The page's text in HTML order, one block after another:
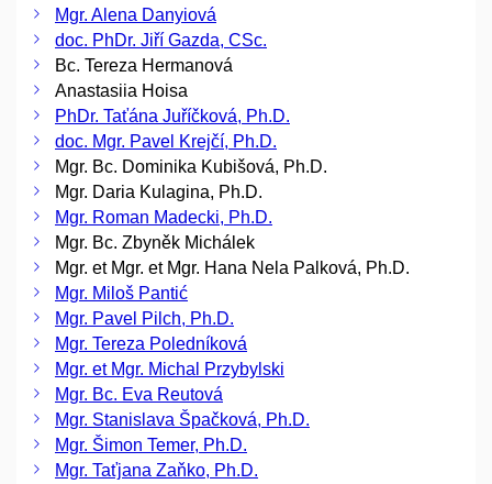
Mgr. Alena Danyiová
doc. PhDr. Jiří Gazda, CSc.
Bc. Tereza Hermanová
Anastasiia Hoisa
PhDr. Taťána Juříčková, Ph.D.
doc. Mgr. Pavel Krejčí, Ph.D.
Mgr. Bc. Dominika Kubišová, Ph.D.
Mgr. Daria Kulagina, Ph.D.
Mgr. Roman Madecki, Ph.D.
Mgr. Bc. Zbyněk Michálek
Mgr. et Mgr. et Mgr. Hana Nela Palková, Ph.D.
Mgr. Miloš Pantić
Mgr. Pavel Pilch, Ph.D.
Mgr. Tereza Poledníková
Mgr. et Mgr. Michal Przybylski
Mgr. Bc. Eva Reutová
Mgr. Stanislava Špačková, Ph.D.
Mgr. Šimon Temer, Ph.D.
Mgr. Taťjana Zaňko, Ph.D.